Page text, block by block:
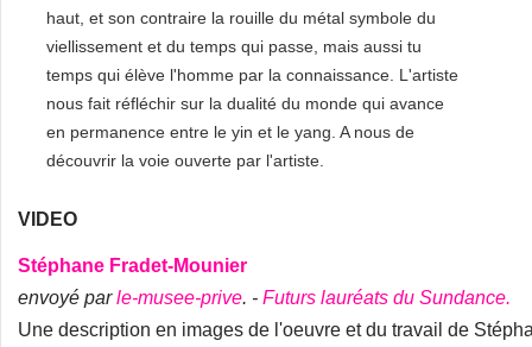
haut, et son contraire la rouille du métal symbole du
viellissement et du temps qui passe, mais aussi tu
temps qui élève l'homme par la connaissance. L'artiste
nous fait réfléchir sur la dualité du monde qui avance
en permanence entre le yin et le yang. A nous de
découvrir la voie ouverte par l'artiste.
VIDEO
Stéphane Fradet-Mounier
envoyé parle-musee-prive. - Futurs lauréats du Sundance.
Une description en images de l'oeuvre et du travail de